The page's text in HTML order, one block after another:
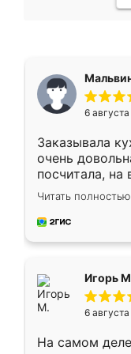
6
Заказывала
очень
посчитала, на
Замерщик
делу со всей
за день,
Читать полностью
Игорь
6
На самом